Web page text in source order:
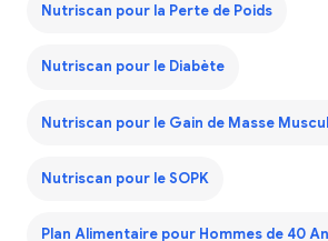
Nutriscan pour la Perte de Poids
Nutriscan pour le Diabète
Nutriscan pour le Gain de Masse
Nutriscan pour le SOPK
Plan Alimentaire pour Hommes de 40